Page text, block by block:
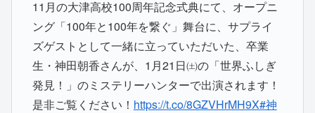
11月の大津高校100周年記念式典にて、オープニ
ング「100年と100年を繋ぐ」舞台に、サプライ
ズゲストとして一緒に立っていただいた、卒業
生・神田朝香さんが、1月21日㈯の「世界ふしぎ
発見！」のミステリーハンターで出演されます！
是非ご覧ください！ https://t.co/8GZVHrMH9X#神